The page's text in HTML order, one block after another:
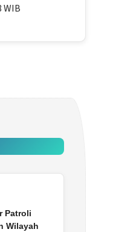
WIB
Patroli
Wilayah